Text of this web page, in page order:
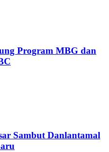
Program MBG dan
Sambut Danlantamal